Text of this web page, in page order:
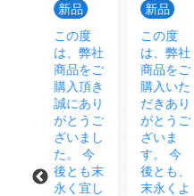
新品
この度
は、弊社
商品をご
購入いた
だきあり
がとうご
ざいま
す。 今
後とも、
末永くよ
この度
は、弊社
商品をご
購入いた
だきあり
がとうご
ざいまし
た。 中
古農機を
探してい
たが中々